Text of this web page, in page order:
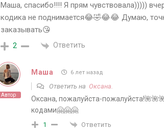
Маша, спасибо!!!! Я прям чувствовала)))))
кодика не поднимается😂🤣😂😂 Думаю,
заказывать😘
2 Ответить
Автор
Маша 6 лет назад
Ответить на Оксана.
Оксана, пожалуйста-
кодами🤗🤗🤗
1 Ответить